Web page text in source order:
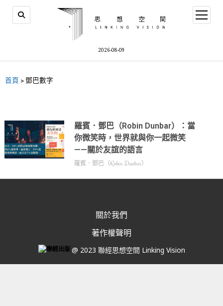
2026-08-09
首頁 >鄧巴數字
羅賓．鄧巴（Robin Dunbar）：當
你微笑時，世界就與你一起微笑
——關於友誼的語言
羅賓．鄧巴（Robin Dunbar）
關於我們
著作權聲明
@ 2023 聯經思想空間 Linking Vision